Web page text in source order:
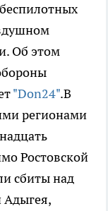
Об этом
"Don24".В
регионами
Ростовской
сбиты над
Адыгея,